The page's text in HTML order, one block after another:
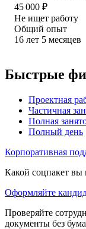
45 000 ₽
Не ищет работу
Общий опыт
16 лет 5 месяцев
Быстрые
Проектная
Частичная
Полная
Полный день
Корпоративная
Какой соцпакет вы
Оформляйте
Проверяйте
документы без